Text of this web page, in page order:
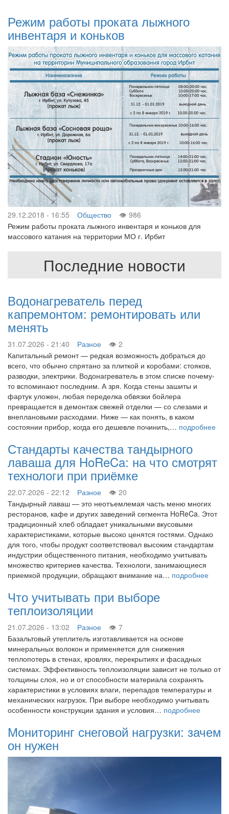
Режим работы проката лыжного
инвентаря и коньков
29.12.2018 - 16:55 Общество
986
Режим работы проката лыжного инвентаря и коньков для
массового катания на территории МО г. Ирбит
Последние новости
Водонагреватель перед
капремонтом: ремонтировать или
менять
31.07.2026 - 21:40 Разное
2
Капитальный ремонт — редкая возможность добраться до
всего, что обычно спрятано за плиткой и коробами: стояков,
разводки, электрики. Водонагреватель в этом списке почему-
то вспоминают последним. А зря. Когда стены зашиты и
фартук уложен, любая переделка обвязки бойлера
превращается в демонтаж свежей отделки — со слезами и
внеплановыми расходами. Ниже — как понять, в каком
состоянии прибор, когда его дешевле починить,… подробнее
Стандарты качества тандырного
лаваша для HoReCa: на что смотрят
технологи при приёмке
22.07.2026 - 22:12 Разное
20
Тандырный лаваш — это неотъемлемая часть меню многих
ресторанов, кафе и других заведений сегмента HoReCa. Этот
традиционный хлеб обладает уникальными вкусовыми
характеристиками, которые высоко ценятся гостями. Однако
для того, чтобы продукт соответствовал высоким стандартам
индустрии общественного питания, необходимо учитывать
множество критериев качества. Технологи, занимающиеся
приемкой продукции, обращают внимание на… подробнее
Что учитывать при выборе
теплоизоляции
21.07.2026 - 13:02 Разное
7
Базальтовый утеплитель изготавливается на основе
минеральных волокон и применяется для снижения
теплопотерь в стенах, кровлях, перекрытиях и фасадных
системах. Эффективность теплоизоляции зависит не только от
толщины слоя, но и от способности материала сохранять
характеристики в условиях влаги, перепадов температуры и
механических нагрузок. При выборе необходимо учитывать
особенности конструкции здания и условия… подробнее
Мониторинг снеговой нагрузки: зачем
он нужен